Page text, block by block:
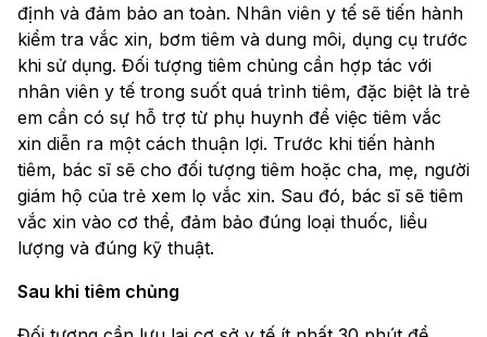
định và đảm bảo an toàn. Nhân viên y tế sẽ tiến hành
kiểm tra vắc xin, bơm tiêm và dung môi, dụng cụ trước
khi sử dụng. Đối tượng tiêm chủng cần hợp tác với
nhân viên y tế trong suốt quá trình tiêm, đặc biệt là trẻ
em cần có sự hỗ trợ từ phụ huynh để việc tiêm vắc
xin diễn ra một cách thuận lợi. Trước khi tiến hành
tiêm, bác sĩ sẽ cho đối tượng tiêm hoặc cha, mẹ, người
giám hộ của trẻ xem lọ vắc xin. Sau đó, bác sĩ sẽ tiêm
vắc xin vào cơ thể, đảm bảo đúng loại thuốc, liều
lượng và đúng kỹ thuật.
Sau khi tiêm chủng